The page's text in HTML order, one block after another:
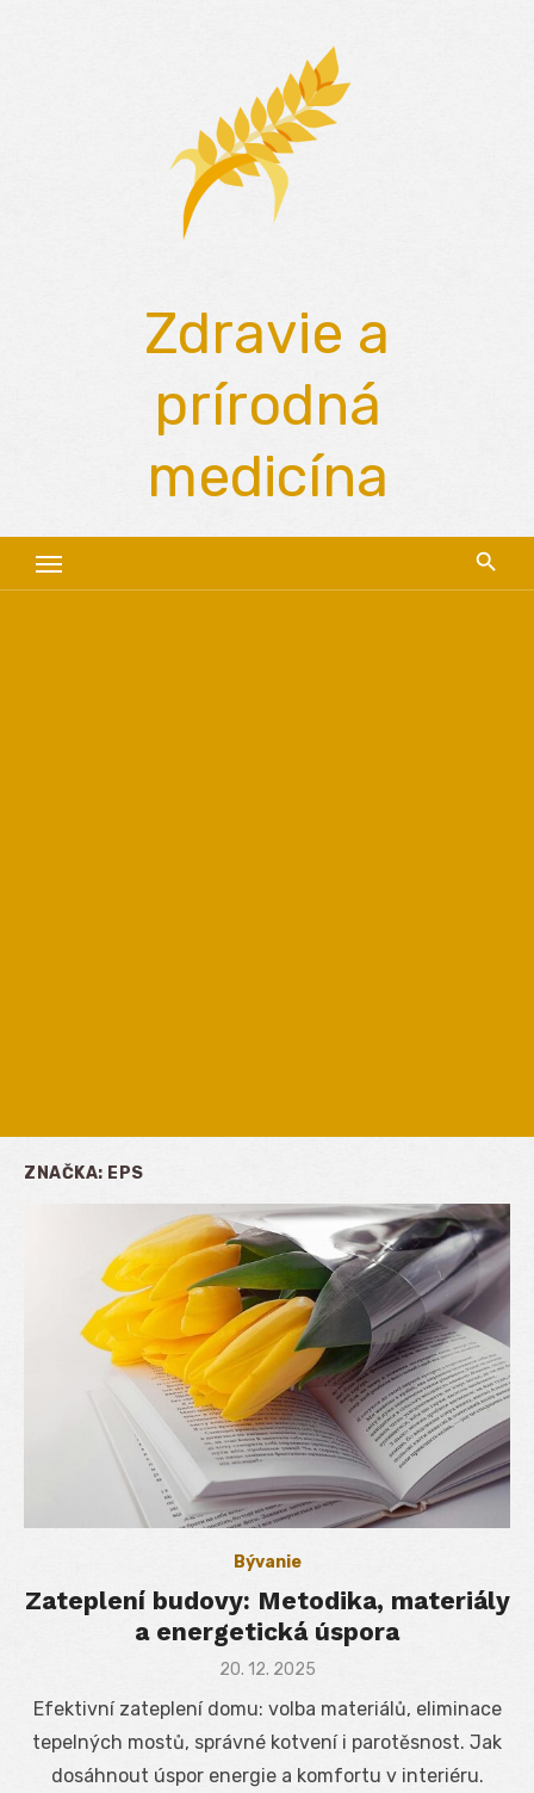
Zdravie a
prírodná
medicína
ZNAČKA: EPS
Bývanie
Zateplení budovy: Metodika, materiály
a energetická úspora
Posted
20. 12. 2025
Efektivní zateplení domu: volba materiálů, eliminace
tepelných mostů, správné kotvení i parotěsnost. Jak
dosáhnout úspor energie a komfortu v interiéru.